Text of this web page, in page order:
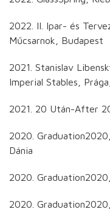
2022. II. Ipar- és
Műcsarnok, Budapest
2021. Stanislav
Imperial Stables,
2021. 20 Után-After
2020.
Dánia
2020.
2020.